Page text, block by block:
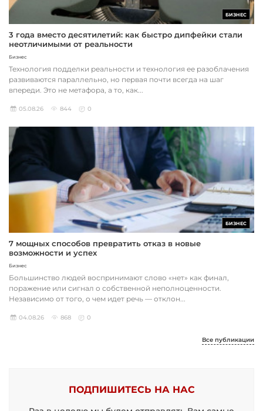
БИЗНЕС
3 года вместо десятилетий: как быстро дипфейки стали
неотличимыми от реальности
Бизнес
Технология подделки реальности и технология ее разоблачения
развиваются параллельно, но первая почти всегда на шаг
впереди. Это не метафора, а то, как...
05.08.26 844 0
БИЗНЕС
7 мощных способов превратить отказ в новые
возможности и успех
Бизнес
Большинство людей воспринимают слово «нет» как финал,
поражение или сигнал о собственной неполноценности.
Независимо от того, о чем идет речь — отклон...
04.08.26 868 0
Все публикации
ПОДПИШИТЕСЬ НА НАС